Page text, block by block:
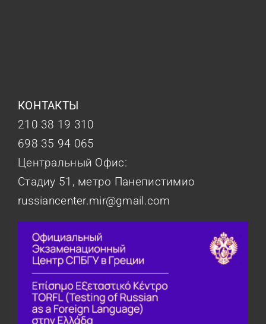
КОНТАКТЫ
210 38 19 310
698 35 94 065
Центральный Офис:
Стадиу 51, метро Панепистимио
russiancenter.mir@gmail.com